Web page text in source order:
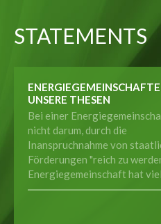
STATEMENTS
UNSERE THESEN
Bei einer
nicht darum, durch die
Inanspruchnahme von
Förderungen "reich zu
Energiegemeinschaft hat